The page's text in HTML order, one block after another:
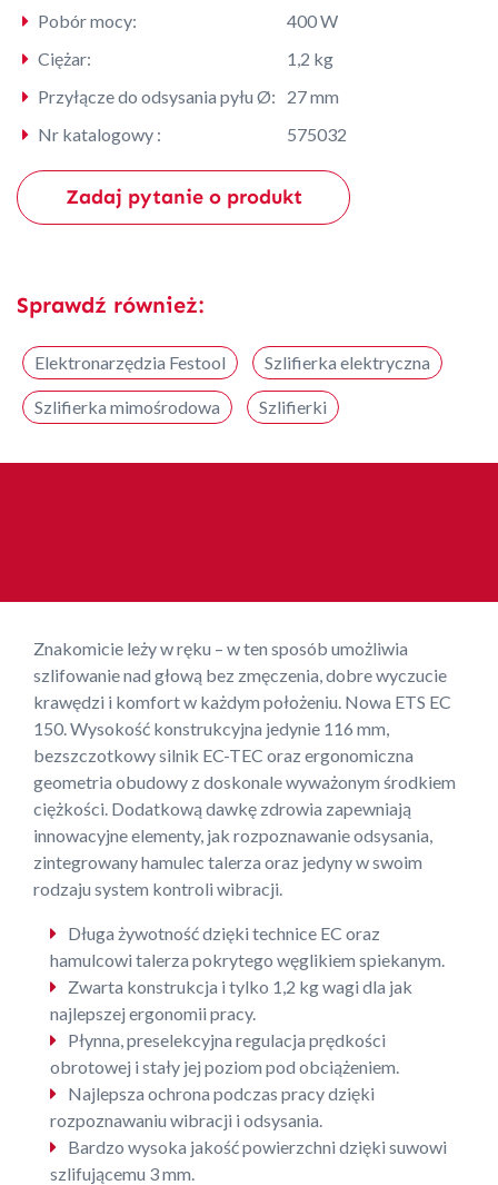
Pobór mocy:
400 W
Ciężar:
1,2 kg
Przyłącze do odsysania pyłu Ø:
27 mm
Nr katalogowy :
575032
Zadaj pytanie o produkt
Sprawdź również:
Elektronarzędzia Festool Szlifierka elektryczna
Szlifierka mimośrodowa Szlifierki
Znakomicie leży w ręku – w ten sposób umożliwia
szlifowanie nad głową bez zmęczenia, dobre wyczucie
krawędzi i komfort w każdym położeniu. Nowa ETS EC
150. Wysokość konstrukcyjna jedynie 116 mm,
bezszczotkowy silnik EC-TEC oraz ergonomiczna
geometria obudowy z doskonale wyważonym środkiem
ciężkości. Dodatkową dawkę zdrowia zapewniają
innowacyjne elementy, jak rozpoznawanie odsysania,
zintegrowany hamulec talerza oraz jedyny w swoim
rodzaju system kontroli wibracji.
Długa żywotność dzięki technice EC oraz
hamulcowi talerza pokrytego węglikiem spiekanym.
Zwarta konstrukcja i tylko 1,2 kg wagi dla jak
najlepszej ergonomii pracy.
Płynna, preselekcyjna regulacja prędkości
obrotowej i stały jej poziom pod obciążeniem.
Najlepsza ochrona podczas pracy dzięki
rozpoznawaniu wibracji i odsysania.
Bardzo wysoka jakość powierzchni dzięki suwowi
szlifującemu 3 mm.